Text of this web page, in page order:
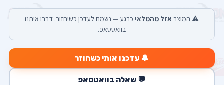
⚠️ המוצר אזל מהמלאי כרגע — נשמח לעדכן כשיחזור. דברו איתנו
בוואטסאפ.
🔔 עדכנו אותי כשחוזר
💬 שאלה בוואטסאפ